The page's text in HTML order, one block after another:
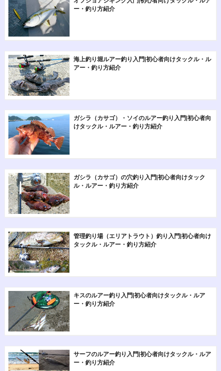
ー・釣り方紹介
海上釣り堀ルアー釣り入門|初心者向けタックル・ル
アー・釣り方紹介
ガシラ（カサゴ）・ソイのルアー釣り入門|初心者向
けタックル・ルアー・釣り方紹介
ガシラ（カサゴ）の穴釣り入門|初心者向けタック
ル・ルアー・釣り方紹介
管理釣り場（エリアトラウト）釣り入門|初心者向け
タックル・ルアー・釣り方紹介
キスのルアー釣り入門|初心者向けタックル・ルア
ー・釣り方紹介
サーフのルアー釣り入門|初心者向けタックル・ルア
ー・釣り方紹介